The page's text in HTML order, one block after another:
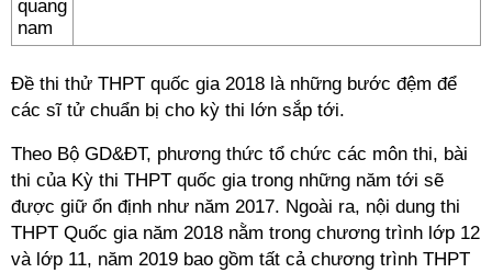
Đề thi thử THPT quốc gia 2018 là những bước đệm để
các sĩ tử chuẩn bị cho kỳ thi lớn sắp tới.
Theo Bộ GD&ĐT, phương thức tổ chức các môn thi, bài
thi của Kỳ thi THPT quốc gia trong những năm tới sẽ
được giữ ổn định như năm 2017. Ngoài ra, nội dung thi
THPT Quốc gia năm 2018 nằm trong chương trình lớp 12
và lớp 11, năm 2019 bao gồm tất cả chương trình THPT